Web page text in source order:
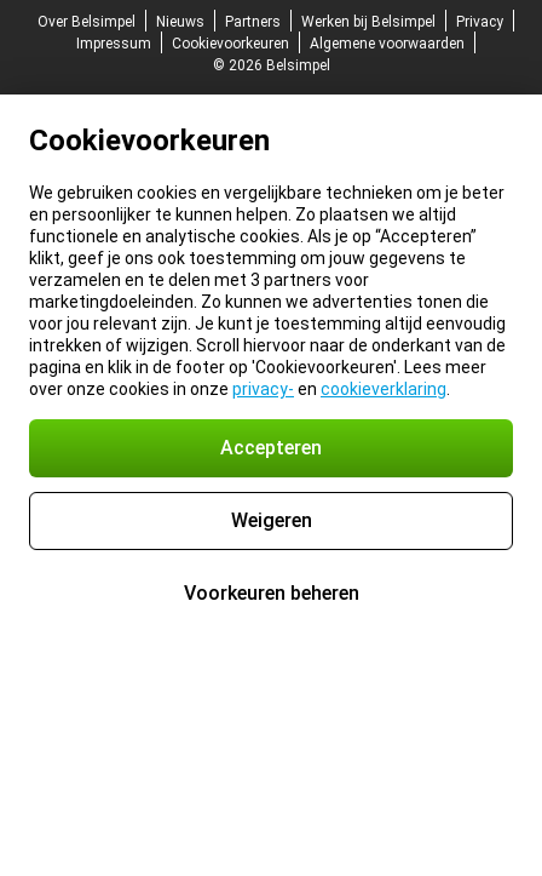
Over Belsimpel
Nieuws Partners Werken bij Belsimpel
Privacy
Impressum
Cookievoorkeuren
Algemene voorwaarden
© 2026 Belsimpel
Cookievoorkeuren
We gebruiken cookies en vergelijkbare technieken om je beter
en persoonlijker te kunnen helpen. Zo plaatsen we altijd
functionele en analytische cookies. Als je op “Accepteren”
klikt, geef je ons ook toestemming om jouw gegevens te
verzamelen en te delen met 3 partners voor
marketingdoeleinden. Zo kunnen we advertenties tonen die
voor jou relevant zijn. Je kunt je toestemming altijd eenvoudig
intrekken of wijzigen. Scroll hiervoor naar de onderkant van de
pagina en klik in de footer op 'Cookievoorkeuren'. Lees meer
over onze cookies in onze privacy- en cookieverklaring
Accepteren
Weigeren
Voorkeuren beheren